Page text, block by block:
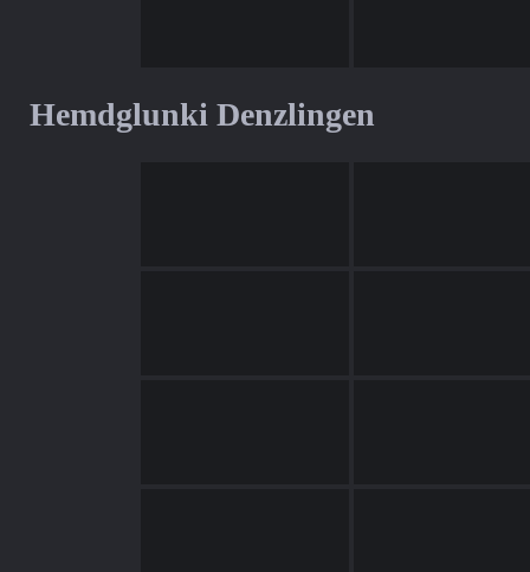
Hemdglunki Denzlingen